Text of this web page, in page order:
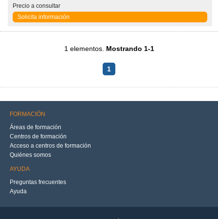
Precio a consultar
Solicita información
1 elementos. Mostrando 1-1
1
FORMACIÓN
Áreas de formación
Centros de formación
Acceso a centros de formación
Quiénes somos
AYUDA
Preguntas frecuentes
Ayuda